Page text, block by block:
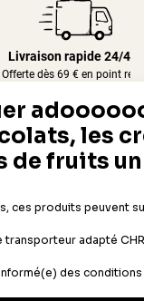
Livraison rapide 24/48h
Offerte dès 69 € en point
S'inscrire